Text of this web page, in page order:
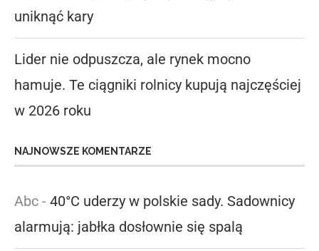
uniknąć kary
Lider nie odpuszcza, ale rynek mocno
hamuje. Te ciągniki rolnicy kupują najczęściej
w 2026 roku
NAJNOWSZE KOMENTARZE
Abc - 40°C uderzy w polskie sady. Sadownicy
alarmują: jabłka dosłownie się spalą